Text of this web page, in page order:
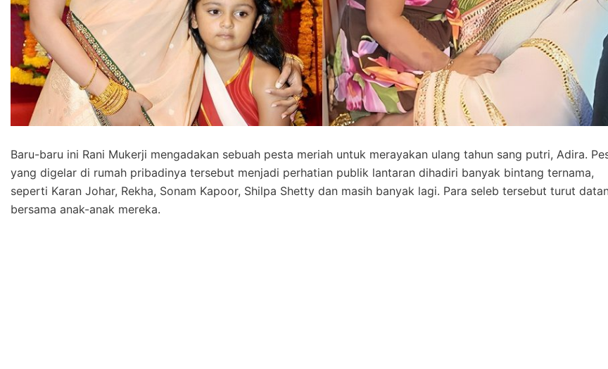
Baru-baru ini Rani Mukerji mengadakan sebuah pesta meriah untuk merayakan ulang tahun sang putri, Adira.
yang digelar di rumah pribadinya tersebut menjadi perhatian publik lantaran dihadiri banyak bintang ternama,
seperti Karan Johar, Rekha, Sonam Kapoor, Shilpa Shetty dan masih banyak lagi. Para seleb tersebut turut
bersama anak-anak mereka.